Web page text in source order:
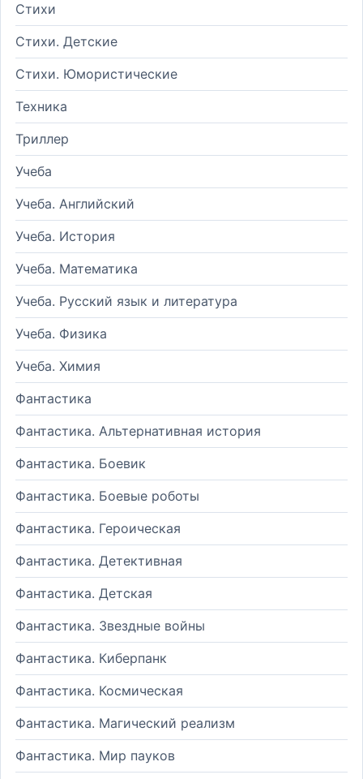
Стихи
Стихи. Детские
Стихи. Юмористические
Техника
Триллер
Учеба
Учеба. Английский
Учеба. История
Учеба. Математика
Учеба. Русский язык и литература
Учеба. Физика
Учеба. Химия
Фантастика
Фантастика. Альтернативная история
Фантастика. Боевик
Фантастика. Боевые роботы
Фантастика. Героическая
Фантастика. Детективная
Фантастика. Детская
Фантастика. Звездные войны
Фантастика. Киберпанк
Фантастика. Космическая
Фантастика. Магический реализм
Фантастика. Мир пауков